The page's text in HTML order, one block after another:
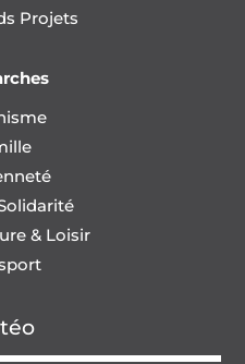
Projets
& Loisir